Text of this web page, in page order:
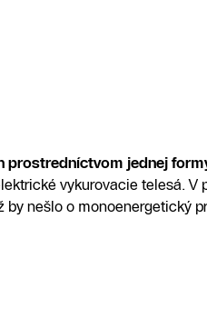
prostredníctvom jednej
vykurovacie telesá. V
nešlo o monoenergetický